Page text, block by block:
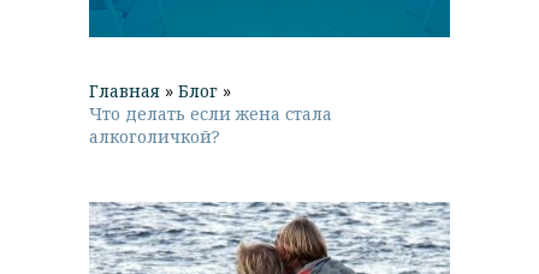
Главная » Блог »
Что делать если жена стала
алкоголичкой?